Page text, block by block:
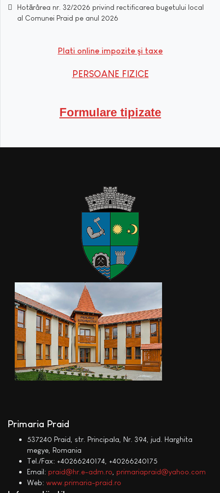
Hotărârea nr. 32/2026 privind rectificarea bugetului local
al Comunei Praid pe anul 2026
Plati online impozite şi taxe
PERSOANE FIZICE
Formulare tipizate
Primaria Praid
537240 Praid, str. Principala, Nr. 394, jud. Harghita
megye, Romania
Tel./Fax: +40266240174, +40266240175
Email: praid@hr.e-adm.ro primariapraid@yahoo.com
Web: www.primaria-praid.ro